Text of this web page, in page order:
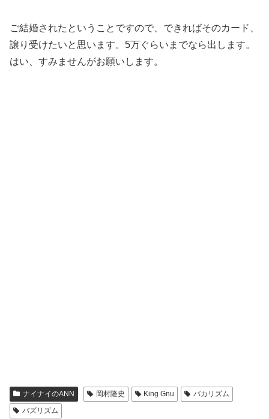
ご結婚されたということですので、できればそのカード、
譲り受けたいと思います。5万ぐらいまでなら出します。
はい、すみませんがお願いします。
ナイナイのANN 岡村隆史 King Gnu
バカリズム
バズリズム